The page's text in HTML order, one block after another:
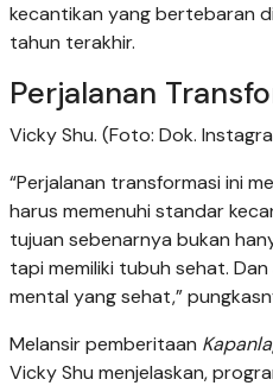
kecantikan yang bertebaran
tahun terakhir.
Perjalanan
Vicky Shu. (Foto: Dok.
“Perjalanan transformasi ini
harus memenuhi standar
tujuan sebenarnya bukan
tapi memiliki tubuh sehat.
mental yang sehat,”
Melansir pemberitaan
Vicky Shu menjelaskan,